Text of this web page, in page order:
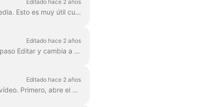
Editado hace 2 años
Con Wave.video, puedes eliminar el fondo de las imágenes que subas a la biblioteca multimedia. Esto es muy útil cuando quieres crear un vídeo...
Editado hace 2 años
En Wave.video, puedes acercar y alejar el vídeo o la imagen. Para acercar/alejar, dirígete al paso Editar y cambia a la pestaña "Vídeo/Imagen" (dep...
Editado hace 2 años
Con el editor wave.video puedes difuminar o pixelar fácilmente cualquier objeto o texto del vídeo. Primero, abre el editor y selecciona "Overlays & Stickers", luego ...